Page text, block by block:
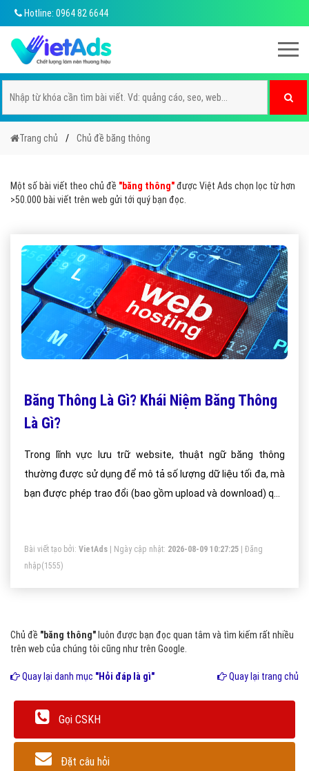
Hotline: 0964 82 6644
Trang chủ Chủ đề băng thông
Một số bài viết theo chủ đề "băng thông"được Việt Ads chọn lọc từ hơn
>50.000 bài viết trên web gửi tới quý bạn đọc.
Băng Thông Là Gì? Khái Niệm Băng Thông
Là Gì?
Trong lĩnh vực lưu trữ website, thuật ngữ băng thông
thường được sử dụng để mô tả số lượng dữ liệu tối đa, mà
bạn được phép trao đổi (bao gồm upload và download) qua
thông số chỉ dung lượng tối đa mà website của bạn được
lưu chuyển qua lại mỗi tháng.
Bài viết tạo bởi: VietAds | Ngày cập nhật: 2026-08-09 10:27:25
Đăng
nhập(1555)
Chủ đề "băng thông" luôn được bạn đọc quan tâm và tìm kiếm rất nhiều
trên web của chúng tôi cũng như trên Google.
Quay lại danh mục "Hỏi đáp là gì" Quay lại trang chủ
Gọi CSKH
Đặt câu hỏi